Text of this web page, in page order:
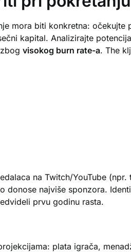
mora biti konkretna:
kapital. Analizirajte
visokog burn rate-a. The
na Twitch/YouTube
donose najviše sponzora.
prvu godinu rasta.
plata igrača,